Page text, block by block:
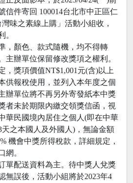
信件寄回 100014台北市中正區仁
味之素線上購」活動小組收，
。
，顏色、款式隨機，均不得轉
主辦單位保留修改獎項之權利。
，獎項價值NT$1,001元(含)以上
供報稅使用，並列入本年度之個
辦單位將不再另外寄發紙本中獎
者未於期限內繳交領獎信函，視
華民國境內居住之個人(即在中華
天之本國人及外國人)，無論金額
機會中獎所得稅款，詳細規定，
網。
單配送資料為主。待中獎人兌獎
無誤後，活動小組將於2023年4